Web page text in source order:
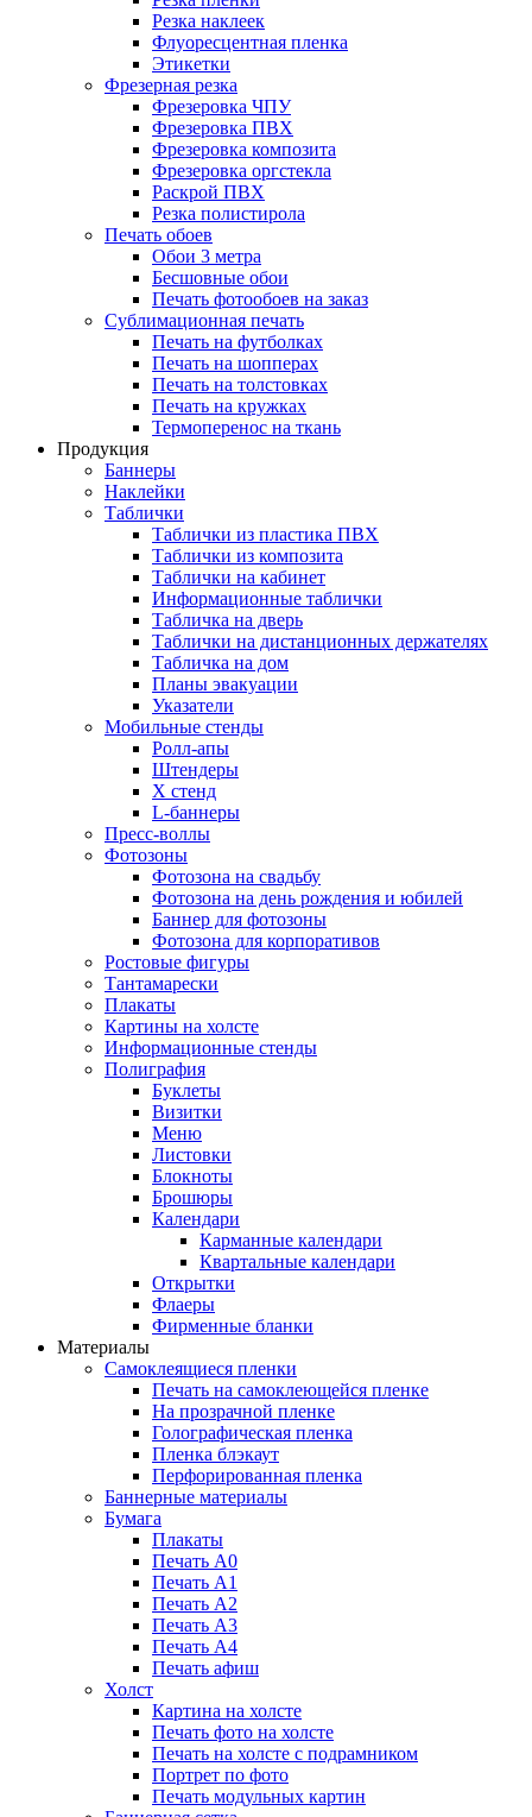
Резка наклеек
Флуоресцентная пленка
Этикетки
Фрезерная резка
Фрезеровка ЧПУ
Фрезеровка ПВХ
Фрезеровка композита
Фрезеровка оргстекла
Раскрой ПВХ
Резка полистирола
Печать обоев
Обои 3 метра
Бесшовные обои
Печать фотообоев на заказ
Сублимационная печать
Печать на футболках
Печать на шопперах
Печать на толстовках
Печать на кружках
Термоперенос на ткань
Продукция
Баннеры
Наклейки
Таблички
Таблички из пластика ПВХ
Таблички из композита
Таблички на кабинет
Информационные таблички
Табличка на дверь
Таблички на дистанционных держателях
Табличка на дом
Планы эвакуации
Указатели
Мобильные стенды
Ролл-апы
Штендеры
Х стенд
L-баннеры
Пресс-воллы
Фотозоны
Фотозона на свадьбу
Фотозона на день рождения и юбилей
Баннер для фотозоны
Фотозона для корпоративов
Ростовые фигуры
Тантамарески
Плакаты
Картины на холсте
Информационные стенды
Полиграфия
Буклеты
Визитки
Меню
Листовки
Блокноты
Брошюры
Календари
Карманные календари
Квартальные календари
Открытки
Флаеры
Фирменные бланки
Материалы
Самоклеящиеся пленки
Печать на самоклеющейся пленке
На прозрачной пленке
Голографическая пленка
Пленка блэкаут
Перфорированная пленка
Баннерные материалы
Бумага
Плакаты
Печать А0
Печать А1
Печать А2
Печать А3
Печать А4
Печать афиш
Холст
Картина на холсте
Печать фото на холсте
Печать на холсте с подрамником
Портрет по фото
Печать модульных картин